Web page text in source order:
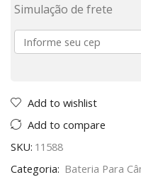
Simulação de frete
Add to wishlist
Add to compare
SKU: 11588
Categoria: Bateria Para